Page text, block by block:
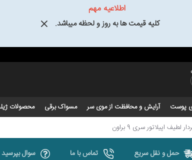
اطلاعیه مهم
کلیه قیمت ها به روز و لحظه میباشد.
پوست آرایش و محافظت از موی سر مسواک برقی محصولات
لطیف اپیلاتور سری 9 براون
حمل و نقل سریع تماس با ما سوال بپرسید